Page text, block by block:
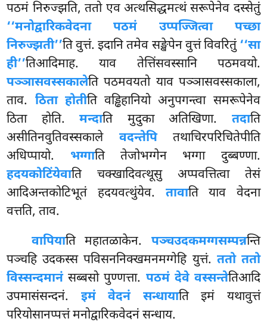
पठमं निरुज्झति, ततो एव अत्थसिद्धमत्थं सरूपेनेव दस्सेतुं
‘‘मनोद्वारिकवेदना पठमं उप्पज्जित्वा पच्छा
निरुज्झती’’ति वुत्तं. इदानि तमेव सङ्खेपेन वुत्तं विवरितुं‘‘सा
ही’’तिआदिमाह. याव तेत्तिंसवस्सानि पठमवयो.
पञ्ञासवस्सकालेति पठमवयतो याव पञ्ञासवस्सकाला,
ताव. ठिता होतीति वड्ढिहानियो अनुपगन्त्वा समरूपेनेव
ठिता होति.मन्दाति मुदुका अतिखिणा. तदाति
असीतिनवुतिवस्सकाले वदन्तेपितथाचिरपरिचितेपीति
अधिप्पायो. भग्गाति तेजोभग्गेन भग्गा दुब्बण्णा.
हदयकोटिंयेवाति चक्खादिवत्थूसु अप्पवत्तित्वा तेसं
आदिअन्तकोटिभूतं हदयवत्थुंयेव. तावाति याव वेदना
वत्तति, ताव.
वापियाति महातळाकेन. पञ्चउदकमग्गसम्पन्नन्ति
पञ्चहि उदकस्स पविसननिक्खमनमग्गेहि युत्तं. ततो ततो
विस्सन्दमानंसब्बसो पुण्णत्ता. पठमं देवे वस्सन्तेतिआदि
उपमासंसन्दनं. इमं वेदनं सन्धायाति इमं यथावुत्तं
परियोसानप्पत्तं मनोद्वारिकवेदनं सन्धाय.